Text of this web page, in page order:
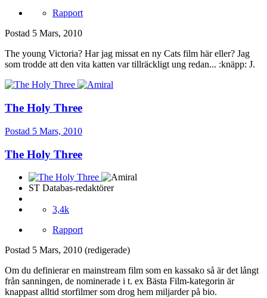
Rapport
Postad 5 Mars, 2010
The young Victoria? Har jag missat en ny Cats film här eller? Jag
som trodde att den vita katten var tillräckligt ung redan... :knäpp: J.
The Holy Three
Postad 5 Mars, 2010
The Holy Three
ST Databas-redaktörer
3,4k
Rapport
Postad 5 Mars, 2010 (redigerade)
Om du definierar en mainstream film som en kassako så är det långt
från sanningen, de nominerade i t. ex Bästa Film-kategorin är
knappast alltid storfilmer som drog hem miljarder på bio.